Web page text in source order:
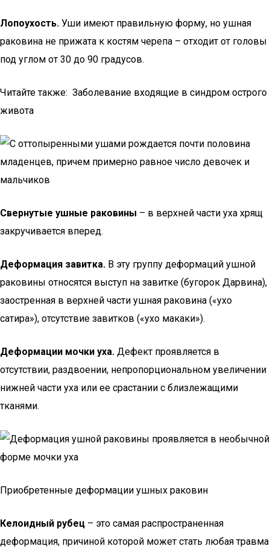
Лопоухость. Уши имеют правильную форму, но ушная
раковина не прижата к костям черепа – отходит от головы
под углом от 30 до 90 градусов.
Читайте также: Заболевание входящие в синдром острого
живота
Свернутые ушные раковины – в верхней части уха хрящ
закручивается вперед.
Деформация завитка. В эту группу деформаций ушной
раковины относятся выступ на завитке (бугорок Дарвина),
заостренная в верхней части ушная раковина («ухо
сатира»), отсутствие завитков («ухо макаки»).
Деформации мочки уха. Дефект проявляется в
отсутствии, раздвоении, непропорциональном увеличении
нижней части уха или ее срастании с близлежащими
тканями.
Приобретенные деформации ушных раковин
Келоидный рубец – это самая распространенная
деформация, причиной которой может стать любая травма